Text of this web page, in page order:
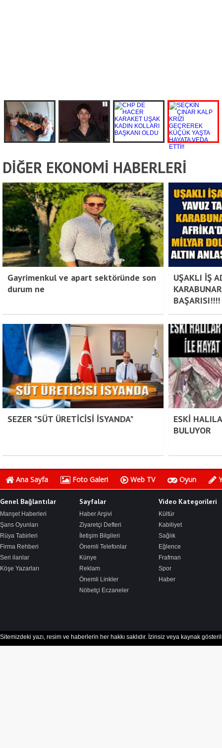
DİĞER EKONOMİ HABERLERİ
Gayrimenkul ve apart sektöründe son
durum ne
UŞAKLI İŞ
BAŞARISI!!!!
SEZER "SÜT ÜRETİCİSİ İSYANDA"
ESKİ
BULUYOR
Ana Sayfa Foto Galeri Web TV Oyun
Genel Bağlantılar
Manşet Haberleri
Şans Oyunları
Rüya Tabirleri
Firma Rehberi
Seri ilanlar
Köşe Yazarları
Sayfalar
Haber Arşivi
Ziyaretçi Defteri
İletişim Bilgileri
Önemli Telefonlar
Künye
Reklam
Önemli Linkler
Nöbetçi Eczaneler
Video Kategorileri
Kültür
Kabiliyet
Sağlık
Eğlence
Frafman
Spor
Haber
Sitemizdeki yazı, resim ve haberlerin her hakkı saklıdır. İzinsiz veya kaynak